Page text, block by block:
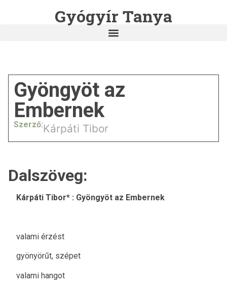
Gyógyír Tanya
Gyöngyöt az
Embernek
Szerző:Kárpáti Tibor
Dalszöveg:
Kárpáti Tibor* : Gyöngyöt az Embernek
valami érzést
gyönyörűt, szépet
valami hangot